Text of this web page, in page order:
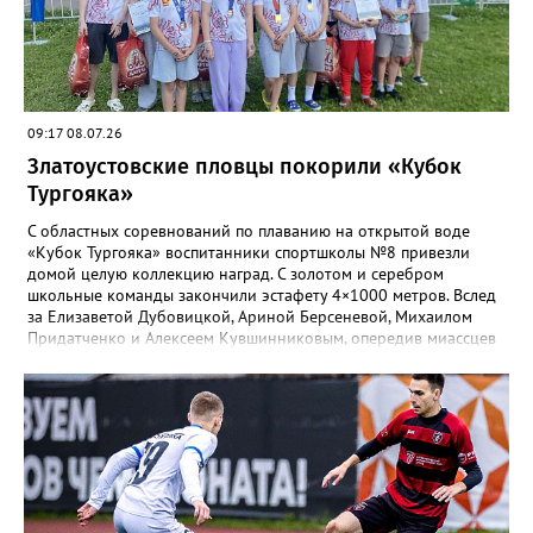
лидировала, а старшие взяли бронзу. Всего «Горные стрелки»
привезли 13 наград разного достоинства. В средней группе
представители отряда стали вице-чемпионами, в старшей –
замкнули тройку лучших.
09:17 08.07.26
Златоустовские пловцы покорили «Кубок
Тургояка»
С областных соревнований по плаванию на открытой воде
«Кубок Тургояка» воспитанники спортшколы №8 привезли
домой целую коллекцию наград. С золотом и серебром
школьные команды закончили эстафету 4×1000 метров. Вслед
за Елизаветой Дубовицкой, Ариной Берсеневой, Михаилом
Придатченко и Алексеем Кувшинниковым, опередив миассцев
Анастасия Лущикова, Дмитрий Векшин и Макар Смирнов.
Золото на тысяче метрах среди девушек 14–16 лет забрала
Арина Берсенева, чуть отстала от неё Софья Новикова. На трёх
тысячах метров с выбыванием среди юношей первым стал
Ярослав Верещагин, третьим — Михаил Придатченко. А в
заплыве на три тысячи 3000 метров пьедестал оказался
полностью златоустовским. На него поднялись Софья